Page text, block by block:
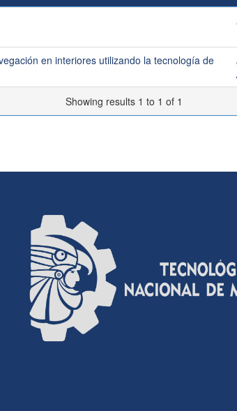
en interiores utilizando la tecnología de
Showing results 1 to 1 of 1